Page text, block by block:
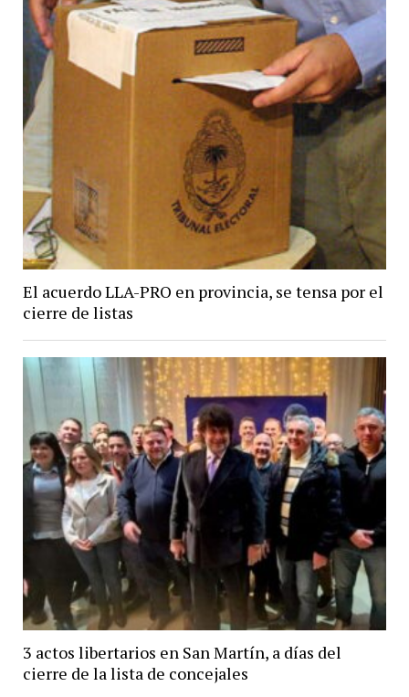
El acuerdo LLA-PRO en provincia, se tensa por el
cierre de listas
3 actos libertarios en San Martín, a días del
cierre de la lista de concejales